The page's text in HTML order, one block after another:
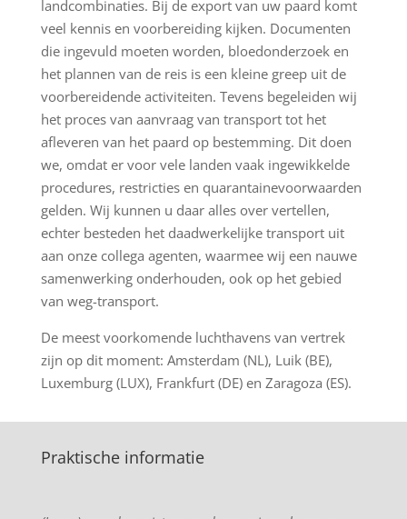
landcombinaties. Bij de export van uw paard komt
veel kennis en voorbereiding kijken. Documenten
die ingevuld moeten worden, bloedonderzoek en
het plannen van de reis is een kleine greep uit de
voorbereidende activiteiten. Tevens begeleiden wij
het proces van aanvraag van transport tot het
afleveren van het paard op bestemming. Dit doen
we, omdat er voor vele landen vaak ingewikkelde
procedures, restricties en quarantainevoorwaarden
gelden. Wij kunnen u daar alles over vertellen,
echter besteden het daadwerkelijke transport uit
aan onze collega agenten, waarmee wij een nauwe
samenwerking onderhouden, ook op het gebied
van weg-transport.
De meest voorkomende luchthavens van vertrek
zijn op dit moment: Amsterdam (NL), Luik (BE),
Luxemburg (LUX), Frankfurt (DE) en Zaragoza (ES).
Praktische informatie